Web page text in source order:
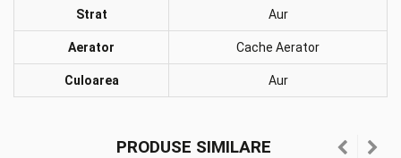
Strat Aur
Aerator Cache Aerator
Culoarea Aur
PRODUSE SIMILARE